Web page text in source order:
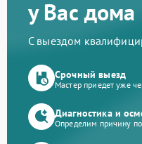
у Вас дома
С выездом
Срочный выезд
Мастер приедет уже
Диагностика и
Определим причину